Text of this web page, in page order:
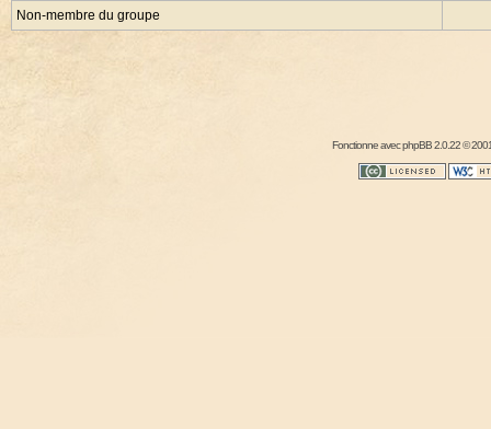
Non-membre du groupe
Fonctionne avecphpBB2.0.22 ©